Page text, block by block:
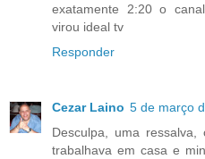
exatamente 2:20 o
virou ideal tv
Responder
Cezar Laino 5 de março
Desculpa, uma
trabalhava em casa e